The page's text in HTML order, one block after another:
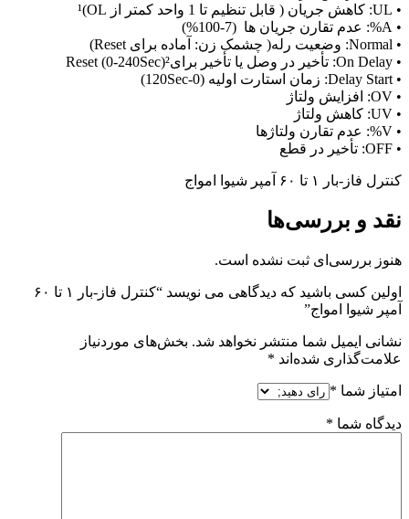
• UL: کاهش جریان ( قابل تنظیم تا 1 واحد کمتر از OL)¹
• A%: عدم تقارن جریان ها (7-100%)
• Normal: وضعیت رله( چشمک زن: آماده برای Reset)
• On Delay: تأخیر در وصل یا تأخیر برایReset (0-240Sec)²
• Delay Start: زمان استارت اولیه (0-120Sec)
• OV: افزایش ولتاژ
• UV: کاهش ولتاژ
• V%: عدم تقارن ولتاژها
• OFF: تأخیر در قطع
کنترل فاز-بار ۱ تا ۶۰ آمپر شیوا امواج
نقد و بررسی‌ها
هنوز بررسی‌ای ثبت نشده است.
اولین کسی باشید که دیدگاهی می نویسد “کنترل فاز-بار ۱ تا ۶۰
آمپر شیوا امواج”
نشانی ایمیل شما منتشر نخواهد شد. بخش‌های موردنیاز
علامت‌گذاری شده‌اند *
امتیاز شما *
دیدگاه شما *